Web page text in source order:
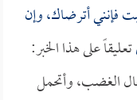
فإنني أترضاك، وإن
تعليقاً على هذا الخبر:
الغضب، وأتحمل